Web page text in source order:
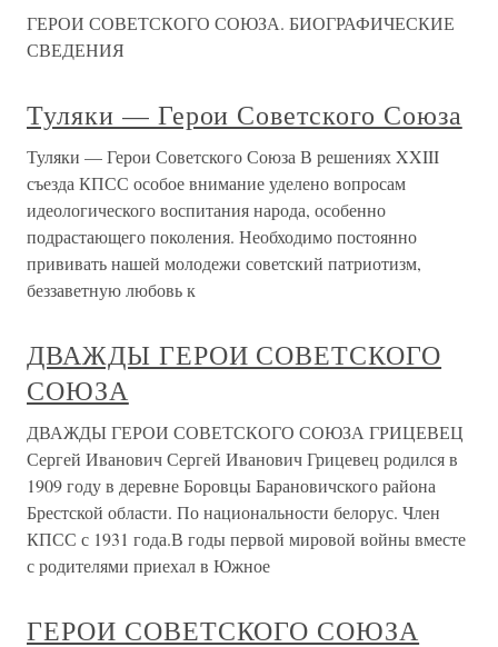
ГЕРОИ СОВЕТСКОГО СОЮЗА. БИОГРАФИЧЕСКИЕ
СВЕДЕНИЯ
Туляки — Герои Советского Союза
Туляки — Герои Советского Союза В решениях XXIII
съезда КПСС особое внимание уделено вопросам
идеологического воспитания народа, особенно
подрастающего поколения. Необходимо постоянно
прививать нашей молодежи советский патриотизм,
беззаветную любовь к
ДВАЖДЫ ГЕРОИ СОВЕТСКОГО
СОЮЗА
ДВАЖДЫ ГЕРОИ СОВЕТСКОГО СОЮЗА ГРИЦЕВЕЦ
Сергей Иванович Сергей Иванович Грицевец родился в
1909 году в деревне Боровцы Барановичского района
Брестской области. По национальности белорус. Член
КПСС с 1931 года.В годы первой мировой войны вместе
с родителями приехал в Южное
ГЕРОИ СОВЕТСКОГО СОЮЗА